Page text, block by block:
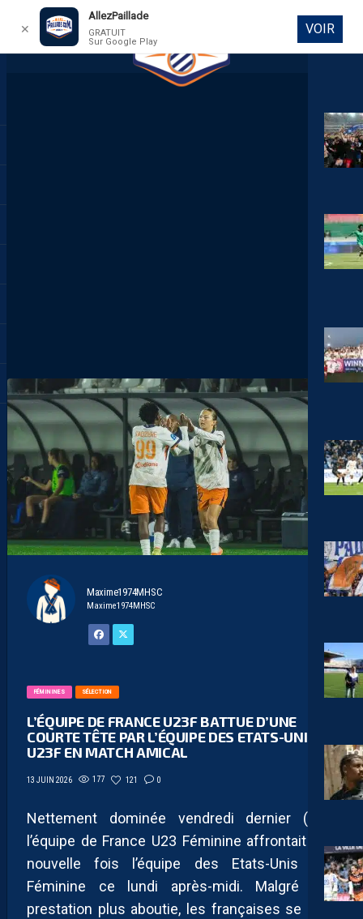
DIRECT
Maxime1974MHSC
Maxime1974MHSC
FÉMININES SÉLECTION
L’ÉQUIPE DE FRANCE U23F BATTUE D’UNE
COURTE TÊTE PAR L’ÉQUIPE DES ETATS-UNIS
U23F EN MATCH AMICAL
13 JUIN 2026 177 121 0
Nettement dominée vendredi dernier (0-5),
l’équipe de France U23 Féminine affrontait une
nouvelle fois l’équipe des Etats-Unis U23
Féminine ce lundi après-midi. Malgré une
prestation plus aboutie, les françaises se sont
✕
AllezPaillade
GRATUIT
Sur Google Play
VOIR